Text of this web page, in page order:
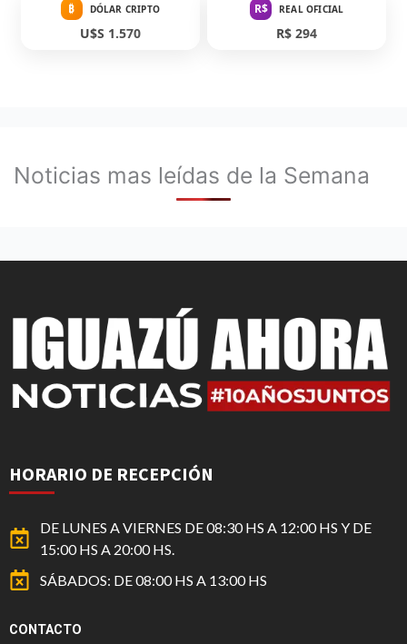
₿ DÓLAR CRIPTO
U$S 1.570
R$ REAL OFICIAL
R$ 294
Noticias mas leídas de la Semana
HORARIO DE RECEPCIÓN
DE LUNES A VIERNES DE 08:30 HS A 12:00 HS Y DE
15:00 HS A 20:00 HS.
SÁBADOS: DE 08:00 HS A 13:00 HS
CONTACTO